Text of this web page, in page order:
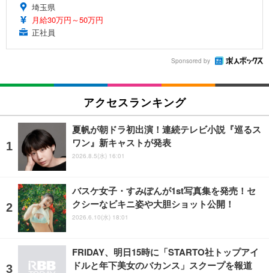
埼玉県
月給30万円～50万円
正社員
Sponsored by
アクセスランキング
夏帆が朝ドラ初出演！連続テレビ小説『巡るス
ワン』新キャストが発表
2026.8.5(水) 16:01
バスケ女子・すみぽんが1st写真集を発売！セ
クシーなビキニ姿や大胆ショット公開！
2026.6.10(水) 18:01
FRIDAY、明日15時に「STARTO社トップアイ
ドルと年下美女のバカンス」スクープを報道